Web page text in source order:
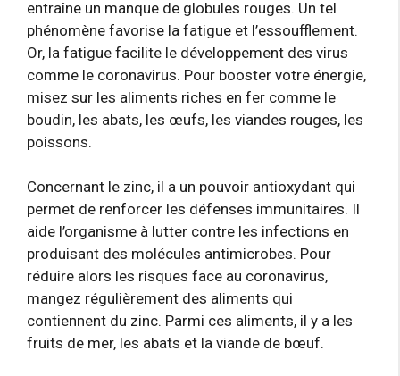
entraîne un manque de globules rouges. Un tel
phénomène favorise la fatigue et l’essoufflement.
Or, la fatigue facilite le développement des virus
comme le coronavirus. Pour booster votre énergie,
misez sur les aliments riches en fer comme le
boudin, les abats, les œufs, les viandes rouges, les
poissons.
Concernant le zinc, il a un pouvoir antioxydant qui
permet de renforcer les défenses immunitaires. Il
aide l’organisme à lutter contre les infections en
produisant des molécules antimicrobes. Pour
réduire alors les risques face au coronavirus,
mangez régulièrement des aliments qui
contiennent du zinc. Parmi ces aliments, il y a les
fruits de mer, les abats et la viande de bœuf.